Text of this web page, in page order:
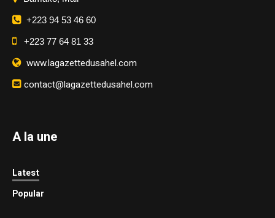
+223 94 53 46 60
+223 77 64 81 33
www.lagazettedusahel.com
contact@lagazettedusahel.com
A la une
Latest
Popular